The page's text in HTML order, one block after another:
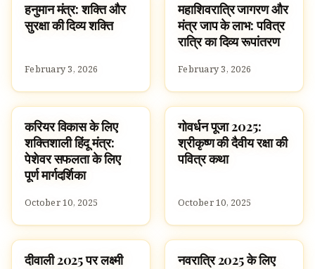
SLOKAS AND MANTRAS
हनुमान मंत्र: शक्ति और
सुरक्षा की दिव्य शक्ति
February 3, 2026
SLOKAS AND MANTRAS
महाशिवरात्रि जागरण और
मंत्र जाप के लाभ: पवित्र
रात्रि का दिव्य रूपांतरण
February 3, 2026
SLOKAS AND MANTRAS
करियर विकास के लिए
शक्तिशाली हिंदू मंत्र:
पेशेवर सफलता के लिए
पूर्ण मार्गदर्शिका
October 10, 2025
SLOKAS AND MANTRAS
गोवर्धन पूजा 2025:
श्रीकृष्ण की दैवीय रक्षा की
पवित्र कथा
October 10, 2025
SLOKAS AND MANTRAS
दीवाली 2025 पर लक्ष्मी
SLOKAS AND MANTRAS
नवरात्रि 2025 के लिए